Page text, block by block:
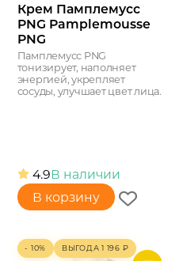
Крем Памплемусс
PNG Pamplemousse
PNG
Памплемусс PNG
тонизирует, наполняет
энергией, укрепляет
сосуды, улучшает цвет лица.
4.9В наличии
В корзину
- 10% ВЫГОДА1 196 ₽